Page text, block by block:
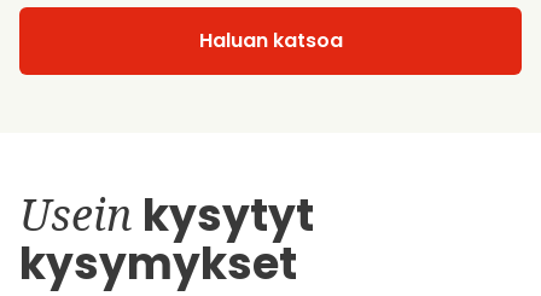
Haluan katsoa
Usein kysytyt
kysymykset